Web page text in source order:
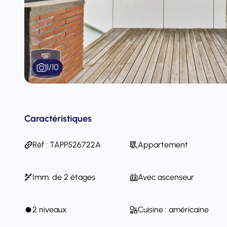
1/10
Caractéristiques
Réf : TAPP526722A Appartement
Imm. de 2 étages Avec ascenseur
2 niveaux Cuisine : américaine